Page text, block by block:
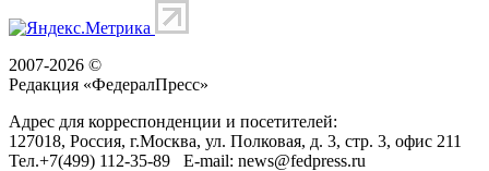
2007-2026 ©
Редакция «ФедералПресс»
Адрес для корреспонденции и посетителей:
127018, Россия, г.Москва, ул. Полковая, д. 3, стр. 3, офис 211
Тел.+7(499) 112-35-89 E-mail: news@fedpress.ru